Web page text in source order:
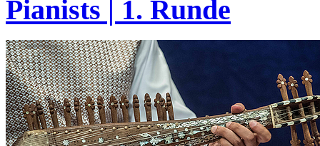
Pianists | 1. Runde